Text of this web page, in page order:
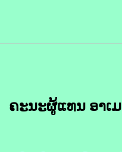
ຄະນະ​ຜູ້​ແທນ ອາ​ເ